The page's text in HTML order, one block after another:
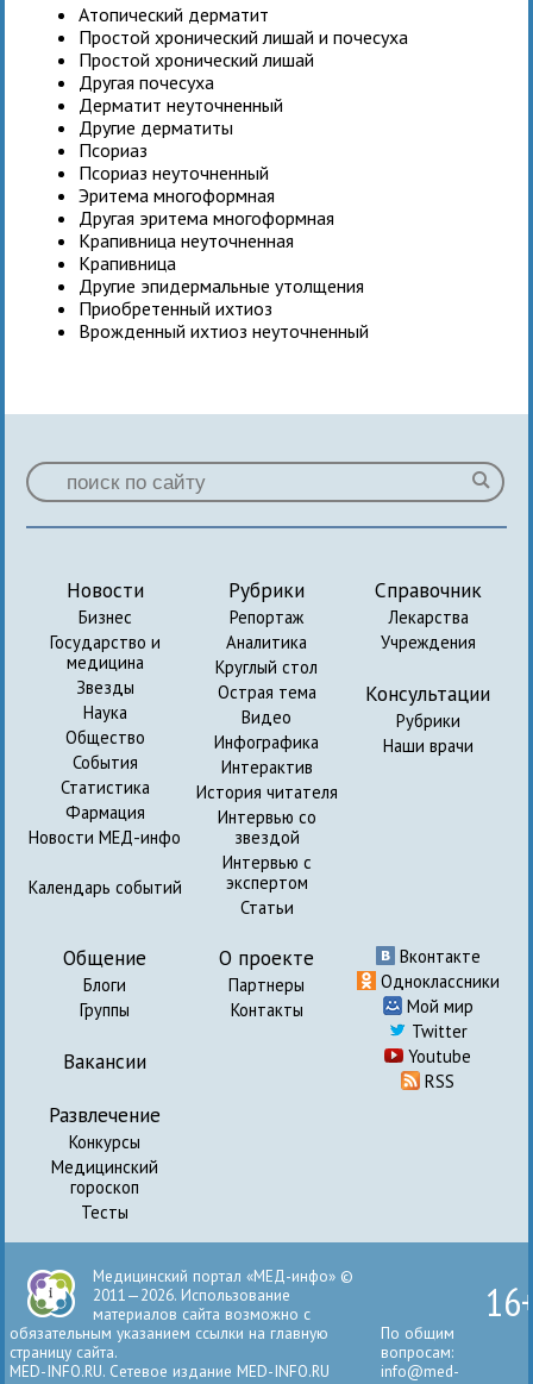
Атопический дерматит
Простой хронический лишай и почесуха
Простой хронический лишай
Другая почесуха
Дерматит неуточненный
Другие дерматиты
Псориаз
Псориаз неуточненный
Эритема многоформная
Другая эритема многоформная
Крапивница неуточненная
Крапивница
Другие эпидермальные утолщения
Приобретенный ихтиоз
Врожденный ихтиоз неуточненный
Новости
Бизнес
Государство и
медицина
Звезды
Наука
Общество
События
Статистика
Фармация
Новости МЕД-инфо
Календарь событий
Рубрики
Репортаж
Аналитика
Круглый стол
Острая тема
Видео
Инфографика
Интерактив
История читателя
Интервью со
звездой
Интервью с
экспертом
Статьи
Справочник
Лекарства
Учреждения
Консультации
Рубрики
Наши врачи
Общение
Блоги
Группы
Вакансии
Развлечение
Конкурсы
Медицинский
гороскоп
Тесты
О проекте
Партнеры
Контакты
Вконтакте
Одноклассники
Мой мир
Twitter
Youtube
RSS
Медицинский портал «МЕД-инфо» ©
2011—2026. Использование
материалов сайта возможно с
обязательным указанием ссылки на главную
страницу сайта.
MED-INFO.RU. Сетевое издание MED-INFO.RU
По общим
вопросам:
info@med-